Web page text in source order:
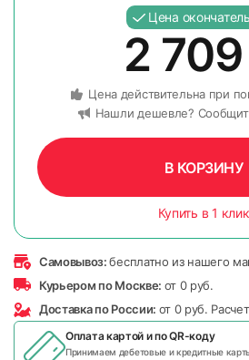
Цена
2 709
Цена действительна при
Нашли дешевле?
В КОРЗИНУ
Купить в 1 клик
Самовывоз:бесплатно из нашего
Курьером по Москве: от 0 руб.
Доставка по России: от 0 руб.
Оплата картой и поQR-коду
Принимаем дебетовые и кредитные